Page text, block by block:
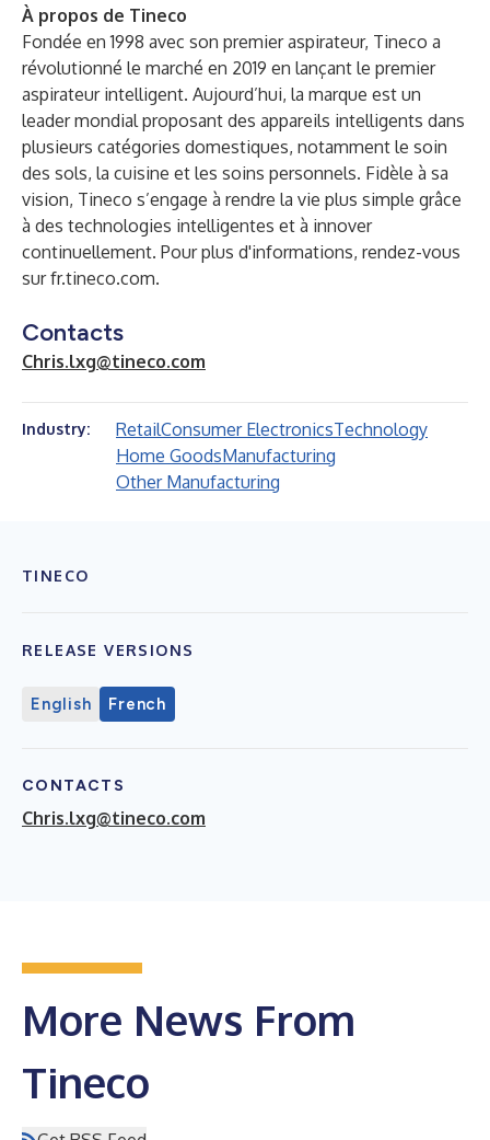
À propos de Tineco
Fondée en 1998 avec son premier aspirateur, Tineco a
révolutionné le marché en 2019 en lançant le premier
aspirateur intelligent. Aujourd’hui, la marque est un
leader mondial proposant des appareils intelligents dans
plusieurs catégories domestiques, notamment le soin
des sols, la cuisine et les soins personnels. Fidèle à sa
vision, Tineco s’engage à rendre la vie plus simple grâce
à des technologies intelligentes et à innover
continuellement. Pour plus d'informations, rendez-vous
surfr.tineco.com.
Contacts
Chris.lxg@tineco.com
Industry: RetailConsumer ElectronicsTechnology
Home GoodsManufacturing
Other Manufacturing
TINECO
RELEASE VERSIONS
English French
CONTACTS
Chris.lxg@tineco.com
More News From
Tineco